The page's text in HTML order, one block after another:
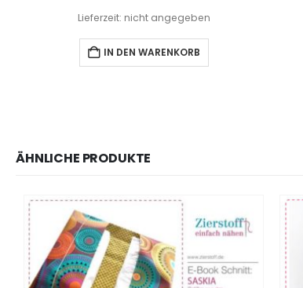
Lieferzeit: nicht angegeben
IN DEN WARENKORB
ÄHNLICHE PRODUKTE